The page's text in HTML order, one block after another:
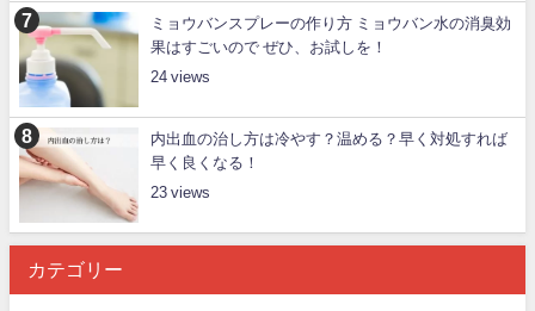
ミョウバンスプレーの作り方 ミョウバン水の消臭効
果はすごいので ぜひ、お試しを！
24
内出血の治し方は冷やす？温める？早く対処すれば
早く良くなる！
23
カテゴリー